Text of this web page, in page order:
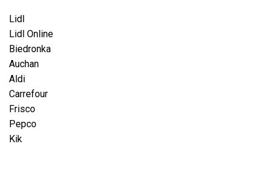
Lidl
Lidl Online
Biedronka
Auchan
Aldi
Carrefour
Frisco
Pepco
Kik